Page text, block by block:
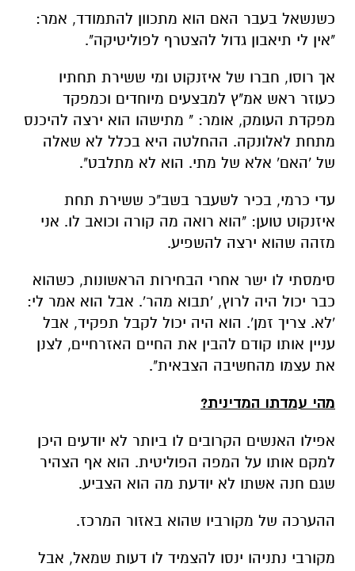
כשנשאל בעבר האם הוא מתכוון להתמודד, אמר:
"אין לי תיאבון גדול להצטרף לפוליטיקה".
אך רוסו, חברו של איזנקוט ומי ששירת תחתיו
כעוזר ראש אמ"ץ למבצעים מיוחדים וכמפקד
מפקדת העומק, אומר: " מתישהו הוא ירצה להיכנס
מתחת לאלונקה. ההחלטה היא בכלל לא שאלה
של 'האם' אלא של מתי. הוא לא מתלבט".
עדי כרמי, בכיר לשעבר בשב"כ ששירת תחת
איזנקוט טוען: "הוא רואה מה קורה וכואב לו. אני
מזהה שהוא ירצה להשפיע.
סימסתי לו ישר אחרי הבחירות הראשונות, כשהוא
כבר יכול היה לרוץ, 'תבוא מהר'. אבל הוא אמר לי:
'לא. צריך זמן'. הוא היה יכול לקבל תפקיד, אבל
עניין אותו קודם להבין את החיים האזרחיים, לצנן
את עצמו מהחשיבה הצבאית".
מהי עמדתו המדינית?
אפילו האנשים הקרובים לו ביותר לא יודעים היכן
למקם אותו על המפה הפוליטית. הוא אף הצהיר
שגם חנה אשתו לא יודעת מה הוא הצביע.
ההערכה של מקורביו שהוא באזור המרכז.
מקורבי נתניהו ינסו להצמיד לו דעות שמאל, אבל